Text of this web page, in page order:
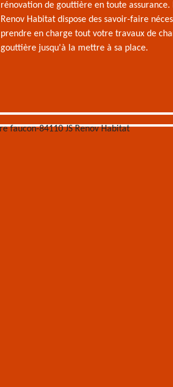
rénovation de gouttière en toute assurance.
Renov Habitat dispose des savoir-faire
prendre en charge tout votre travaux de
gouttière jusqu'à la mettre à sa place.